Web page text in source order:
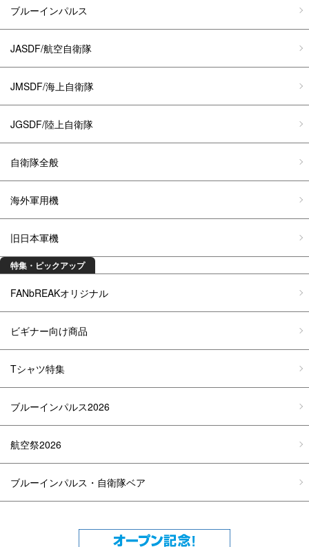
ブルーインパルス
JASDF/航空自衛隊
JMSDF/海上自衛隊
JGSDF/陸上自衛隊
自衛隊全般
海外軍用機
旧日本軍機
特集・ピックアップ
FANbREAKオリジナル
ビギナー向け商品
Tシャツ特集
ブルーインパルス2026
航空祭2026
ブルーインパルス・自衛隊ベア